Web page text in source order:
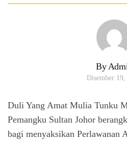
By
Disember
Duli Yang Amat Mulia Tunku
Pemangku Sultan Johor
bagi menyaksikan Perlawanan